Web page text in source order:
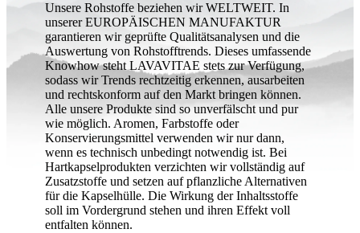
Unsere Rohstoffe beziehen wir WELTWEIT. In
unserer EUROPÄISCHEN MANUFAKTUR
garantieren wir geprüfte Qualitätsanalysen und die
Auswertung von Rohstofftrends. Dieses umfassende
Knowhow steht LAVAVITAE stets zur Verfügung,
sodass wir Trends rechtzeitig erkennen, ausarbeiten
und rechtskonform auf den Markt bringen können.
Alle unsere Produkte sind so unverfälscht und pur
wie möglich. Aromen, Farbstoffe oder
Konservierungsmittel verwenden wir nur dann,
wenn es technisch unbedingt notwendig ist. Bei
Hartkapselprodukten verzichten wir vollständig auf
Zusatzstoffe und setzen auf pflanzliche Alternativen
für die Kapselhülle. Die Wirkung der Inhaltsstoffe
soll im Vordergrund stehen und ihren Effekt voll
entfalten können.